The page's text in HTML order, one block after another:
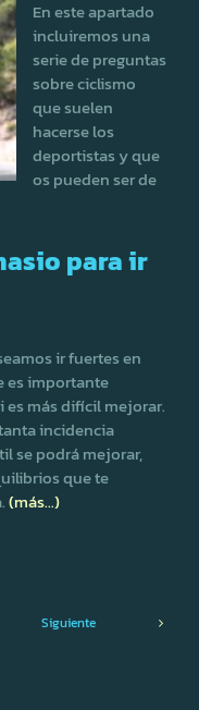
En este apartado
incluiremos una
serie de preguntas
sobre ciclismo
que suelen
hacerse los
deportistas y que
os pueden ser de
para ir
ir fuertes en
es importante
es más difícil mejorar.
incidencia
se podrá mejorar,
que te
(más…)
Siguiente